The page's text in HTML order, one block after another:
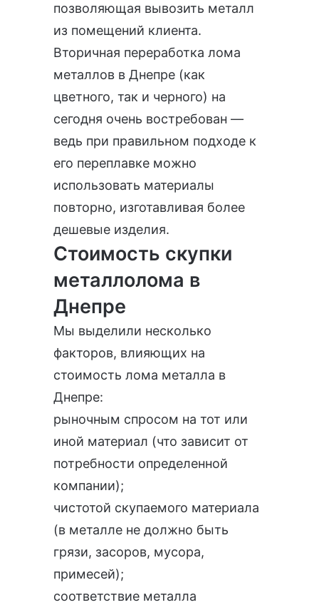
позволяющая вывозить металл
из помещений клиента.
Вторичная переработка лома
металлов в Днепре (как
цветного, так и черного) на
сегодня очень востребован —
ведь при правильном подходе к
его переплавке можно
использовать материалы
повторно, изготавливая более
дешевые изделия.
Стоимость скупки
металлолома в
Днепре
Мы выделили несколько
факторов, влияющих на
стоимость лома металла в
Днепре:
рыночным спросом на тот или
иной материал (что зависит от
потребности определенной
компании);
чистотой скупаемого материала
(в металле не должно быть
грязи, засоров, мусора,
примесей);
соответствие металла